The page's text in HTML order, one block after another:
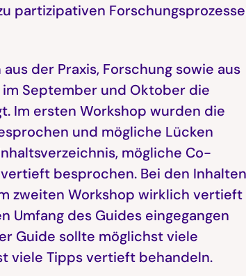
partizipativen
der Praxis, Forschung sowie aus
September und Oktober die
Im ersten Workshop wurden die
und mögliche Lücken
mögliche Co-
besprochen. Bei den Inhalten
zweiten Workshop wirklich vertieft
Umfang des Guides eingegangen
Guide sollte möglichst viele
viele Tipps vertieft behandeln.